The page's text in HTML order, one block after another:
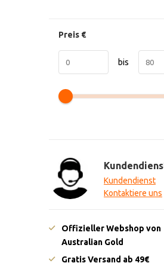
Preis €
bis
Kundendienst
Kontaktiere uns
Offizieller Webshop von
Australian Gold
Gratis Versand ab 49€